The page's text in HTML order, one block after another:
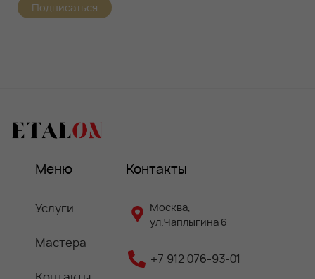
Подписаться
Меню
Услуги
Мастера
Контакты
Москва,
ул.Чаплыгина 6
+7 912 076-93-01